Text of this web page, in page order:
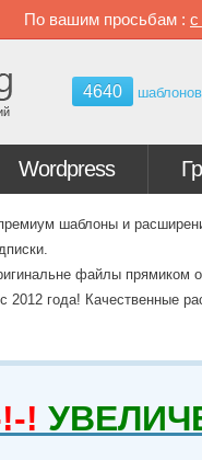
По вашим просьбам : с
4640 шаблонов
Wordpress
шаблоны и
файлы прямиком
года! Качественные
!